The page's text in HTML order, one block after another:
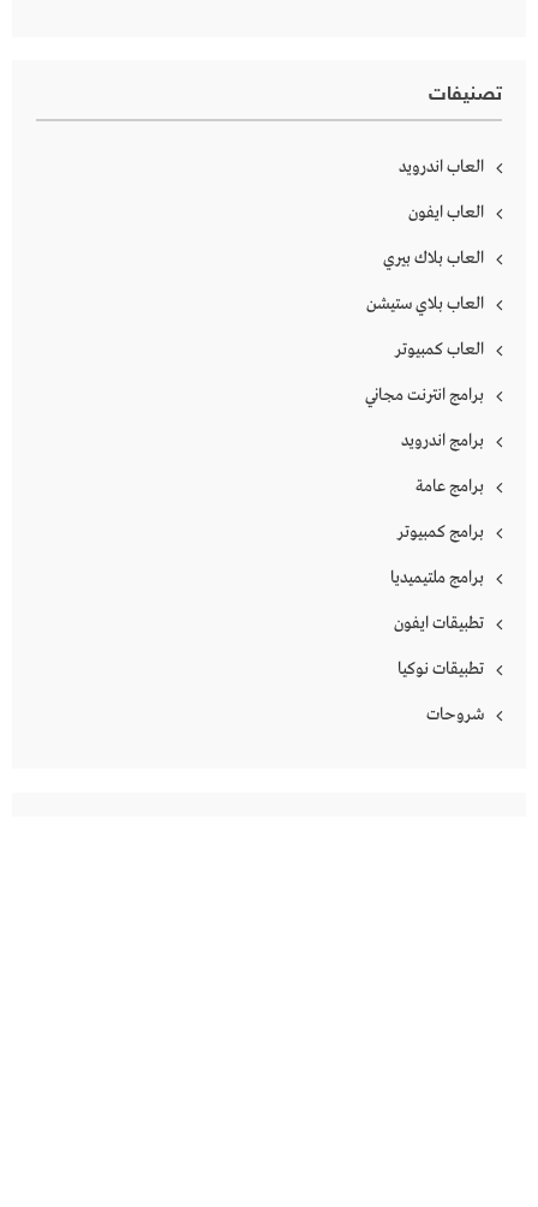
تصنيفات
العاب اندرويد
العاب ايفون
العاب بلاك بيري
العاب بلاي ستيشن
العاب كمبيوتر
برامج انترنت مجاني
برامج اندرويد
برامج عامة
برامج كمبيوتر
برامج ملتيميديا
تطبيقات ايفون
تطبيقات نوكيا
شروحات